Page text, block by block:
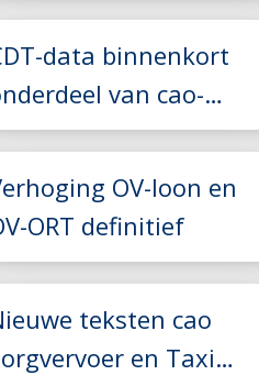
data binnenkort
van cao-
OV-loon en
ORT definitief
teksten cao
en Taxi